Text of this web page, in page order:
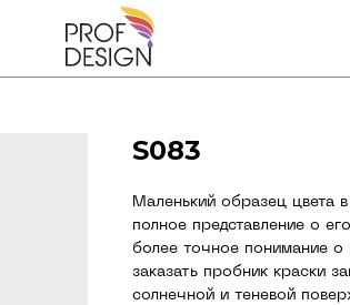
S083
Маленький образец цвета
полное представление о
более точное понимание о
заказать пробник краски
солнечной и теневой